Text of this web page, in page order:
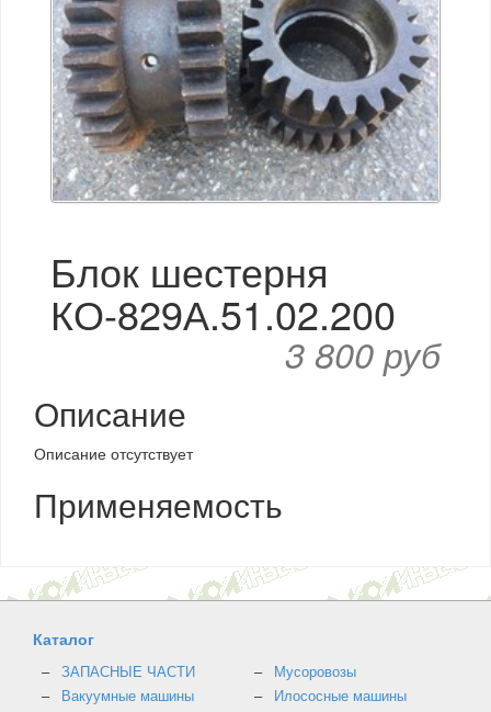
Блок шестерня
КО-829А.51.02.200
3 800 руб
Описание
Описание отсутствует
Применяемость
Каталог
ЗАПАСНЫЕ ЧАСТИ
Мусоровозы
Вакуумные машины
Илососные машины